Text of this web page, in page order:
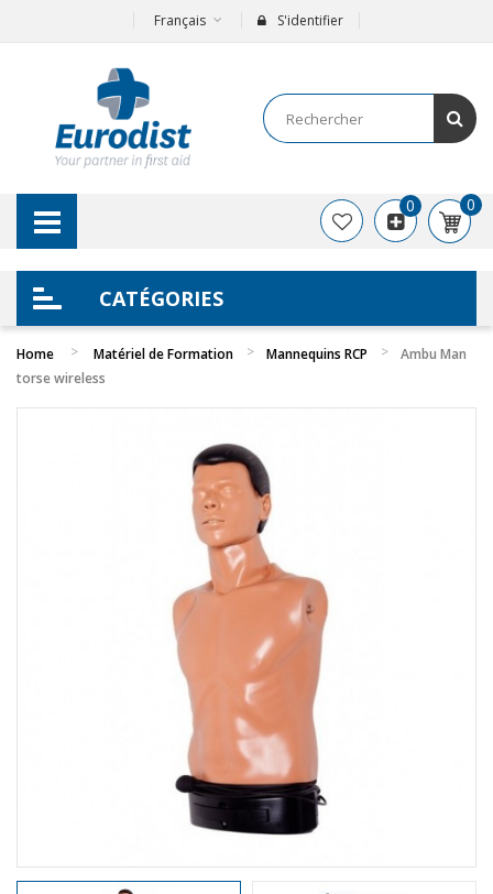
Français S'identifier
CATÉGORIES
0
0
Home Matériel de Formation Mannequins RCP
Ambu Man
torse wireless